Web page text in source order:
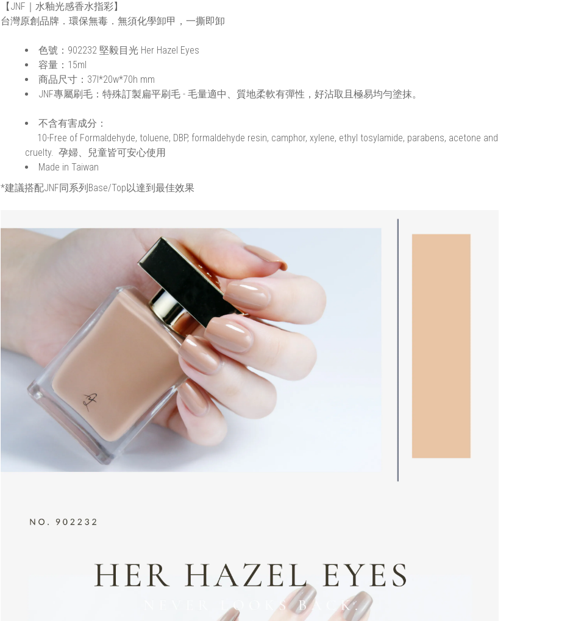
【JNF｜水釉光感香水指彩】
台灣原創品牌．環保無毒．無須化學卸甲，一撕即卸
色號：902232 堅毅目光 Her Hazel Eyes
容量：15ml
商品尺寸：37l*20w*70h mm
JNF專屬刷毛：特殊訂製扁平刷毛 - 毛量適中、質地柔軟有彈性，好沾取且極易均勻塗抹。
不含有害成分：
10-Free of Formaldehyde, toluene, DBP, formaldehyde resin, camphor, xylene, ethyl tosylamide, parabens, acetone and
cruelty. 孕婦、兒童皆可安心使用
Made in Taiwan
*建議搭配JNF同系列Base/Top以達到最佳效果